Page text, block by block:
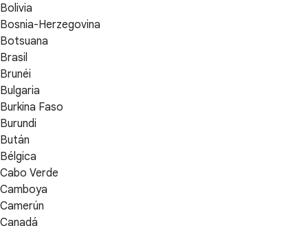
Bolivia
Bosnia-Herzegovina
Botsuana
Brasil
Brunéi
Bulgaria
Burkina Faso
Burundi
Bután
Bélgica
Cabo Verde
Camboya
Camerún
Canadá